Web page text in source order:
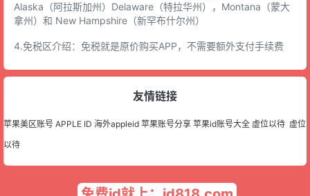
Alaska（阿拉斯加州）Delaware（特拉华州），Montana（蒙大
拿州）和 New Hampshire（新罕布什尔州）
4.免税区介绍：免税就是原价购买APP，不需要额外支付手续费
友情链接
苹果美区账号 APPLE ID 海外appleid 苹果账号分享 苹果id账号大全 虚位以待 虚位
以待